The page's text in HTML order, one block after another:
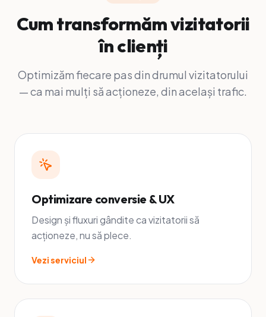
Cum transformăm vizitatorii
în clienți
Optimizăm fiecare pas din drumul vizitatorului
— ca mai mulți să acționeze, din același trafic.
Optimizare conversie & UX
Design și fluxuri gândite ca vizitatorii să
acționeze, nu să plece.
Vezi serviciul